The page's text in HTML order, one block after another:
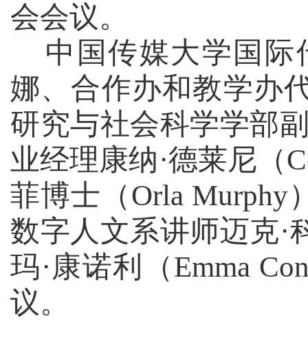
会会议。
中国传媒大学国
娜、合作办和教学办
研究与社会科学学部
业经理康纳·德莱尼（
菲博士（Orla Murphy
数字人文系讲师迈克·
玛· 康诺利（Emma
议。